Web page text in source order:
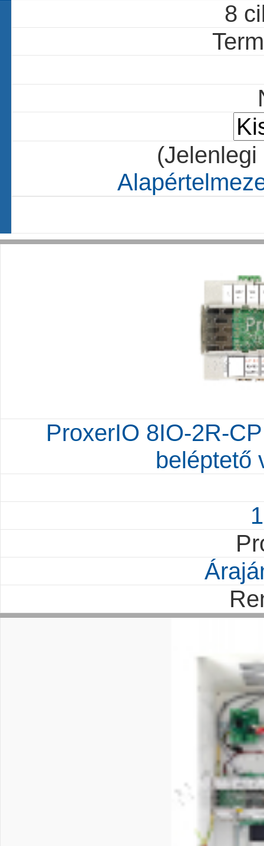
8
ProxerIO 8IO-2R-
beléptető